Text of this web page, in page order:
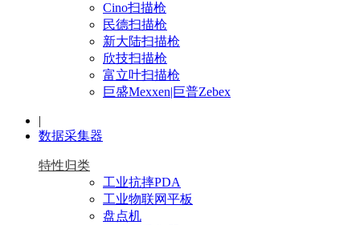
Cino扫描枪
民德扫描枪
新大陆扫描枪
欣技扫描枪
富立叶扫描枪
巨盛Mexxen|巨普Zebex
|
数据采集器
特性归类
工业抗摔PDA
工业物联网平板
盘点机